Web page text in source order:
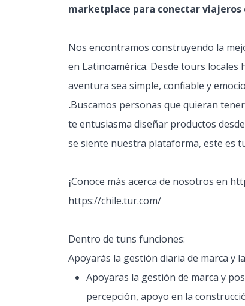
marketplace para conectar
Nos encontramos construyendo la
en Latinoamérica. Desde tours locales
aventura sea simple, confiable y
.Buscamos personas que quieran
te entusiasma diseñar productos
se siente nuestra plataforma, este es
¡Conoce más acerca de nosotros en
https://chile.tur.com/
Dentro de tuns funciones:
Apoyarás la gestión diaria de marca y
Apoyaras la gestión de marca y
percepción, apoyo en la